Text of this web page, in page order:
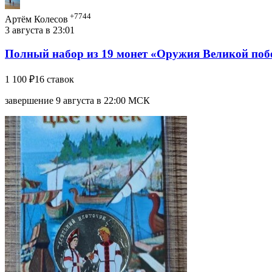
Артём Колесов +7744
3 августа в 23:01
Полный набор из 19 монет «Оружия Великой
1 100 ₽16 ставок
завершение 9 августа в 22:00 МСК